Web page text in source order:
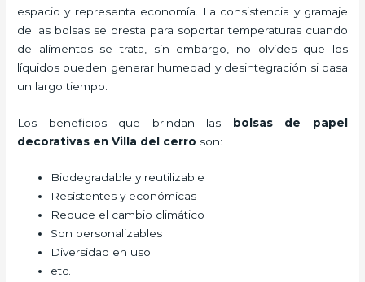
espacio y representa economía. La consistencia y gramaje
de las bolsas se presta para soportar temperaturas cuando
de alimentos se trata, sin embargo, no olvides que los
líquidos pueden generar humedad y desintegración si pasa
un largo tiempo.
Los beneficios que brindan las bolsas de papel
decorativas en Villa del cerro son:
Biodegradable y reutilizable
Resistentes y económicas
Reduce el cambio climático
Son personalizables
Diversidad en uso
etc.